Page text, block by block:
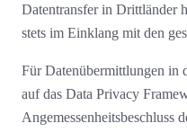
Datentransfer in Drittländer
stets im Einklang mit den
Für Datenübermittlungen in
auf das Data Privacy
Angemessenheitsbeschluss